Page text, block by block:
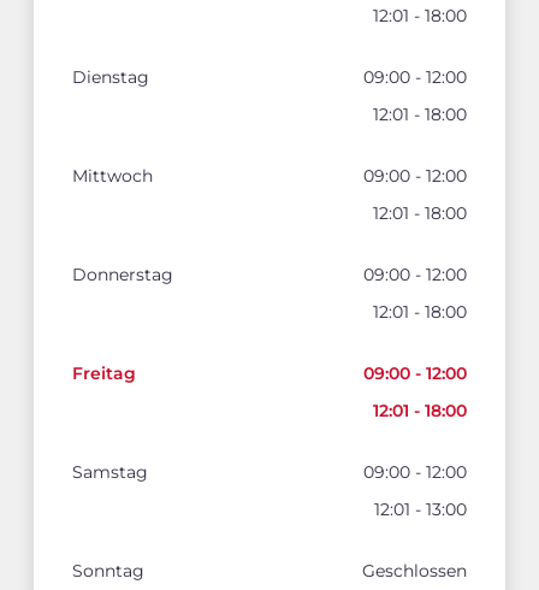
12:01 - 18:00
Dienstag
09:00 - 12:00
12:01 - 18:00
Mittwoch
09:00 - 12:00
12:01 - 18:00
Donnerstag
09:00 - 12:00
12:01 - 18:00
Freitag
09:00 - 12:00
12:01 - 18:00
Samstag
09:00 - 12:00
12:01 - 13:00
Sonntag Geschlossen